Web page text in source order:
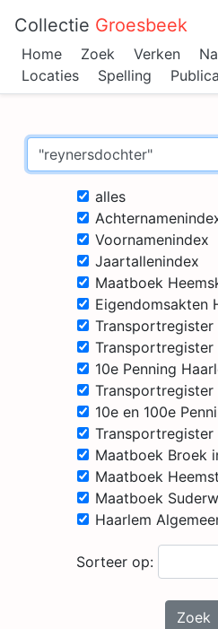
Collectie Groesbeek
Home Zoek Verken
Locaties
Spelling
alles
Voornamenindex
Jaartallenindex
Maatboek
Eigendomsakten
Transportregister
Transportregister
10e Penning
Transportregister
10e en 100e
Transportregister
Maatboek Broek
Maatboek
Maatboek
Haarlem
Sorteer op:
Zoek